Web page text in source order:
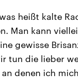
heißt kalte
Man kann
gewisse
tun die lieber
denen ich